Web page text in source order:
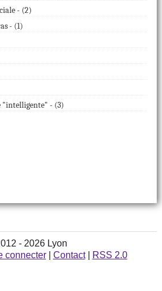
- (2)
- (1)
"intelligente" - (3)
- 2026 Lyon
connecter| Contact| RSS 2.0